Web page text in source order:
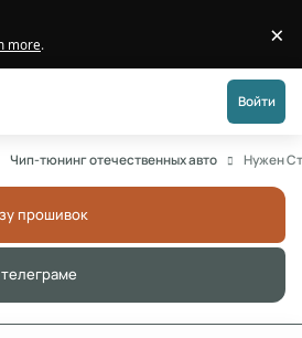
more. ×
Войти
Чип-тюнинг отечественных авто Нужен
прошивок